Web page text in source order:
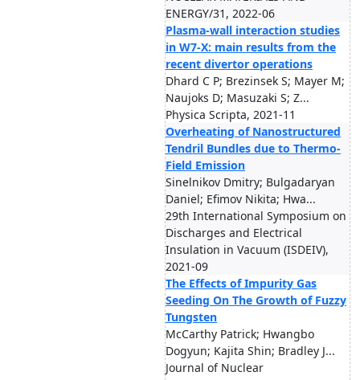
ENERGY/31, 2022-06
Plasma-wall interaction studies
in W7-X: main results from the
recent divertor operations
Dhard C P; Brezinsek S; Mayer M;
Naujoks D; Masuzaki S; Z...
Physica Scripta, 2021-11
Overheating of Nanostructured
Tendril Bundles due to Thermo-
Field Emission
Sinelnikov Dmitry; Bulgadaryan
Daniel; Efimov Nikita; Hwa...
29th International Symposium on
Discharges and Electrical
Insulation in Vacuum (ISDEIV),
2021-09
The Effects of Impurity Gas
Seeding On The Growth of Fuzzy
Tungsten
McCarthy Patrick; Hwangbo
Dogyun; Kajita Shin; Bradley J...
Journal of Nuclear